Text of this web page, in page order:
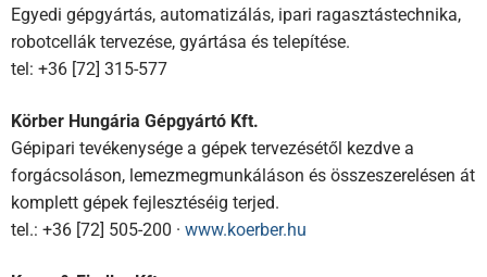
Egyedi gépgyártás, automatizálás, ipari ragasztástechnika,
robotcellák tervezése, gyártása és telepítése.
tel: +36 [72] 315-577
Körber Hungária Gépgyártó Kft.
Gépipari tevékenysége a gépek tervezésétől kezdve a
forgácsoláson, lemezmegmunkáláson és összeszerelésen át
komplett gépek fejlesztéséig terjed.
tel.: +36 [72] 505-200 · www.koerber.hu